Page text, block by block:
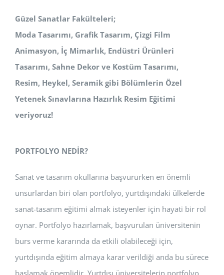
Güzel Sanatlar Fakülteleri;
Moda Tasarımı, Grafik Tasarım, Çizgi Film
Animasyon, İç Mimarlık, Endüstri Ürünleri
Tasarımı, Sahne Dekor ve Kostüm Tasarımı,
Resim, Heykel, Seramik gibi Bölümlerin Özel
Yetenek Sınavlarına Hazırlık Resim Eğitimi
veriyoruz!
PORTFOLYO NEDİR?
Sanat ve tasarım okullarına başvururken en önemli
unsurlardan biri olan portfolyo, yurtdışındaki ülkelerde
sanat-tasarım eğitimi almak isteyenler için hayati bir rol
oynar. Portfolyo hazırlamak, başvurulan üniversitenin
burs verme kararında da etkili olabileceği için,
yurtdışında eğitim almaya karar verildiği anda bu sürece
başlamak önemlidir. Yurtdışı üniversitelerin portfolyo